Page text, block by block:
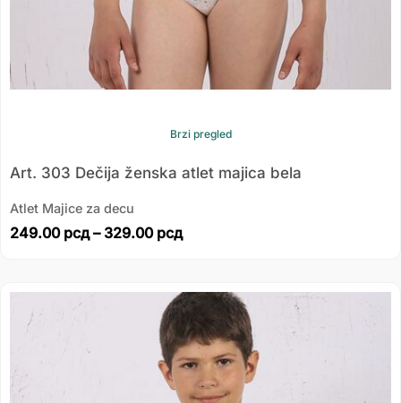
Brzi pregled
Art. 303 Dečija ženska atlet majica bela
Atlet Majice za decu
249.00 рсд – 329.00 рсд
Распон
цена:
од
249.00 рсд
до
329.00 рсд